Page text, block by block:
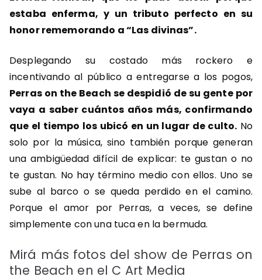
estaba enferma, y un tributo perfecto en su
honor rememorando a “Las divinas”.
Desplegando su costado más rockero e
incentivando al público a entregarse a los pogos,
Perras on the Beach se despidió de su gente por
vaya a saber cuántos años más, confirmando
que el tiempo los ubicó en un lugar de culto. No
solo por la música, sino también porque generan
una ambigüedad difícil de explicar: te gustan o no
te gustan. No hay término medio con ellos. Uno se
sube al barco o se queda perdido en el camino.
Porque el amor por Perras, a veces, se define
simplemente con una tuca en la bermuda.
Mirá más fotos del show de Perras on
the Beach en el C Art Media